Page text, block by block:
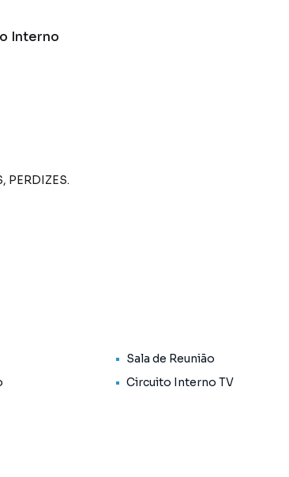
Interno
PERDIZES.
com vários comércios próximos como,
Comerciais e Residenciais. Condução
Sala de Reunião
Circuito Interno TV